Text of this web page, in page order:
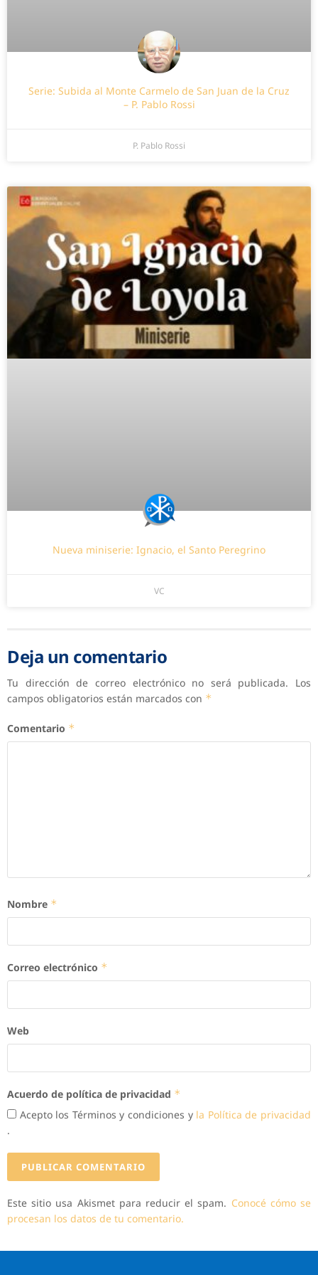
Serie: Subida al Monte Carmelo de San Juan de la Cruz
– P. Pablo Rossi
P. Pablo Rossi
Nueva miniserie: Ignacio, el Santo Peregrino
VC
Deja un comentario
Tu dirección de correo electrónico no será publicada.
Los
campos obligatorios están marcados con *
Comentario *
Nombre *
Correo electrónico *
Web
Acuerdo de política de privacidad *
Acepto los Términos y condiciones y la Política de privacidad
.
Este sitio usa Akismet para reducir el spam. Conocé cómo se
procesan los datos de tu comentario.